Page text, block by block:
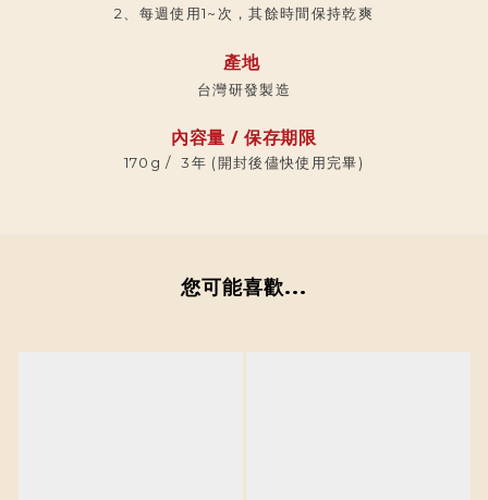
2、每週使用1~次，其餘時間保持乾爽
產地
台灣研發製造
內容量 / 保存期限
170g / 3年 (開封後儘快使用完畢)
您可能喜歡...